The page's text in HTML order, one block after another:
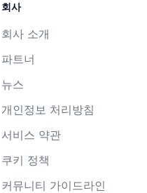
회사
회사 소개
파트너
뉴스
개인정보 처리방침
서비스 약관
쿠키 정책
커뮤니티 가이드라인